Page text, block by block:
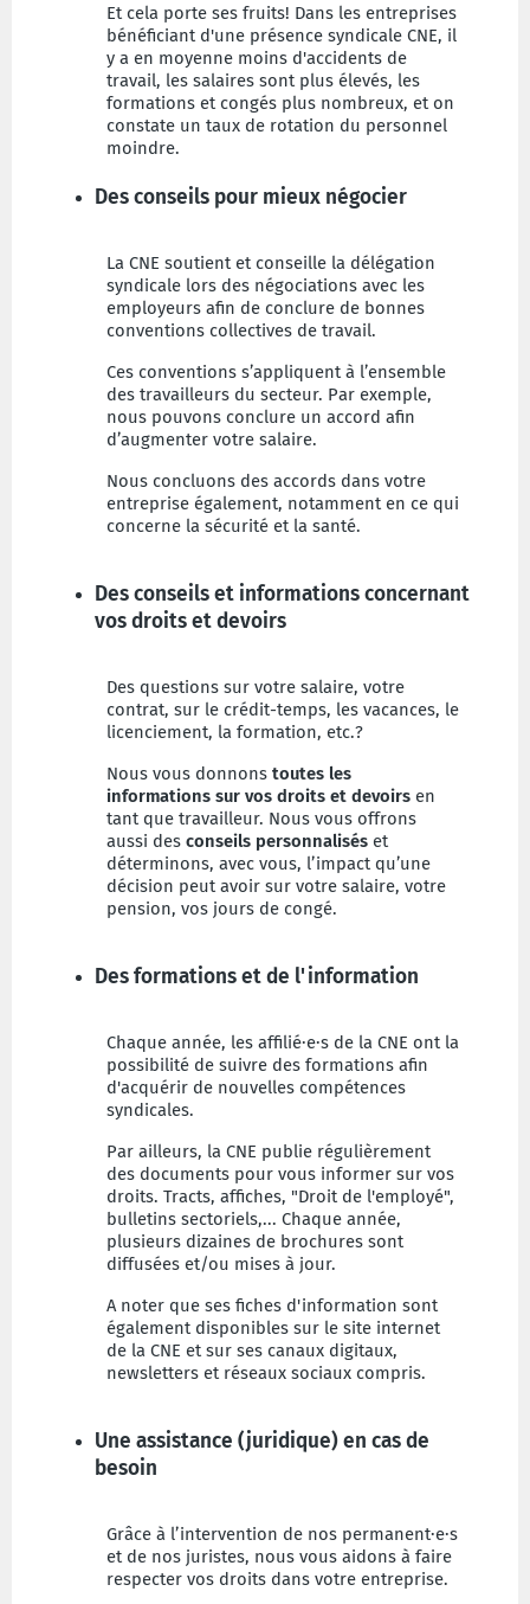
Et cela porte ses fruits! Dans les entreprises
bénéficiant d'une présence syndicale CNE, il
y a en moyenne moins d'accidents de
travail, les salaires sont plus élevés, les
formations et congés plus nombreux, et on
constate un taux de rotation du personnel
moindre.
Des conseils pour mieux négocier
La CNE soutient et conseille la délégation
syndicale lors des négociations avec les
employeurs afin de conclure de bonnes
conventions collectives de travail.
Ces conventions s’appliquent à l’ensemble
des travailleurs du secteur. Par exemple,
nous pouvons conclure un accord afin
d’augmenter votre salaire.
Nous concluons des accords dans votre
entreprise également, notamment en ce qui
concerne la sécurité et la santé.
Des conseils et informations concernant
vos droits et devoirs
Des questions sur votre salaire, votre
contrat, sur le crédit-temps, les vacances, le
licenciement, la formation, etc.?
Nous vous donnons toutes les
informations sur vos droits et devoirs en
tant que travailleur. Nous vous offrons
aussi des conseils personnalisés et
déterminons, avec vous, l’impact qu’une
décision peut avoir sur votre salaire, votre
pension, vos jours de congé.
Des formations et de l'information
Chaque année, les affilié·e·s de la CNE ont la
possibilité de suivre des formations afin
d'acquérir de nouvelles compétences
syndicales.
Par ailleurs, la CNE publie régulièrement
des documents pour vous informer sur vos
droits. Tracts, affiches, "Droit de l'employé",
bulletins sectoriels,... Chaque année,
plusieurs dizaines de brochures sont
diffusées et/ou mises à jour.
A noter que ses fiches d'information sont
également disponibles sur le site internet
de la CNE et sur ses canaux digitaux,
newsletters et réseaux sociaux compris.
Une assistance (juridique) en cas de
besoin
Grâce à l’intervention de nos permanent·e·s
et de nos juristes, nous vous aidons à faire
respecter vos droits dans votre entreprise.